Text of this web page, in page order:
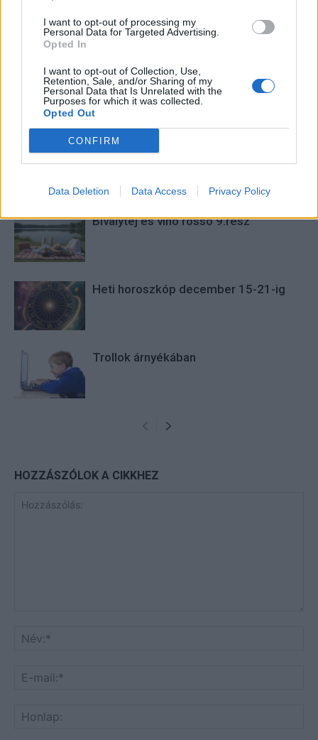
I want to opt-out of processing my
Personal Data for Targeted Advertising.
Opted In
I want to opt-out of Collection, Use,
Retention, Sale, and/or Sharing of my
Personal Data that Is Unrelated with the
Purposes for which it was collected.
Opted Out
CONFIRM
Data Deletion Data Access Privacy Policy
KAPCSOLÓDÓ CIKKEK TÖBB A SZERZŐTŐL
Bivalytej és vino rosso 9.rész
Heti horoszkóp december 15-21-ig
Trollok árnyékában
HOZZÁSZÓLOK A CIKKHEZ